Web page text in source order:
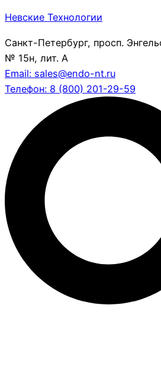
Невские Технологии
Санкт-Петербург, просп.
№ 15н, лит. А
Email: sales@endo-nt.ru
Телефон: 8 (800) 201-29-59